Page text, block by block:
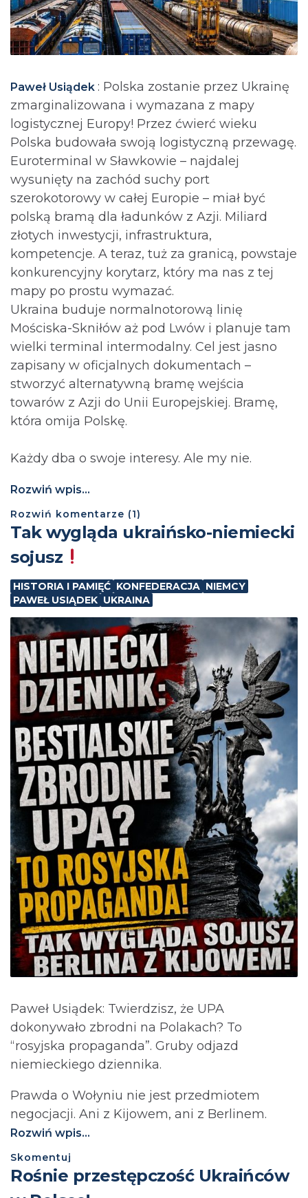
Paweł Usiądek : Polska zostanie przez Ukrainę
zmarginalizowana i wymazana z mapy
logistycznej Europy! Przez ćwierć wieku
Polska budowała swoją logistyczną przewagę.
Euroterminal w Sławkowie – najdalej
wysunięty na zachód suchy port
szerokotorowy w całej Europie – miał być
polską bramą dla ładunków z Azji. Miliard
złotych inwestycji, infrastruktura,
kompetencje. A teraz, tuż za granicą, powstaje
konkurencyjny korytarz, który ma nas z tej
mapy po prostu wymazać.
Ukraina buduje normalnotorową linię
Mościska-Skniłów aż pod Lwów i planuje tam
wielki terminal intermodalny. Cel jest jasno
zapisany w oficjalnych dokumentach –
stworzyć alternatywną bramę wejścia
towarów z Azji do Unii Europejskiej. Bramę,
która omija Polskę.
Każdy dba o swoje interesy. Ale my nie.
Rozwiń wpis...
Rozwiń komentarze (1)
Tak wygląda ukraińsko-niemiecki
sojusz
HISTORIA I PAMIĘĆ KONFEDERACJA NIEMCY
PAWEŁ USIĄDEK UKRAINA
Paweł Usiądek: Twierdzisz, że UPA
dokonywało zbrodni na Polakach? To
“rosyjska propaganda”. Gruby odjazd
niemieckiego dziennika.
Prawda o Wołyniu nie jest przedmiotem
negocjacji. Ani z Kijowem, ani z Berlinem.⁩
Rozwiń wpis...
Skomentuj
Rośnie przestępczość Ukraińców